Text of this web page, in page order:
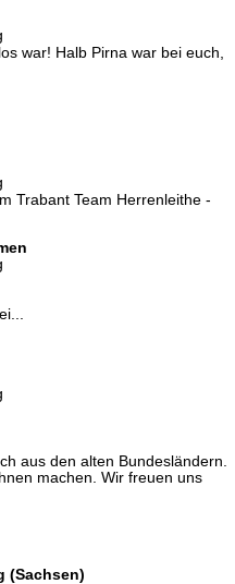
war! Halb Pirna war bei euch,
Trabant Team Herrenleithe -
aus den alten Bundesländern.
machen. Wir freuen uns
(Sachsen)